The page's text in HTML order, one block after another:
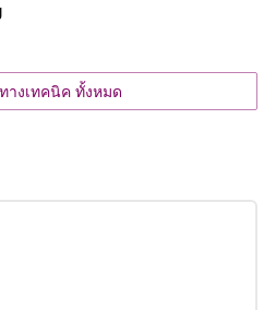
างเทคนิค ทั้งหมด